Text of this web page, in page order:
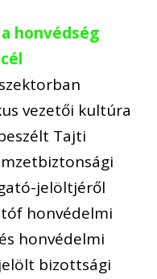
honvédség
vezetői kultúra
Tajti
jelöltjéről
honvédelmi
honvédelmi
bizottsági